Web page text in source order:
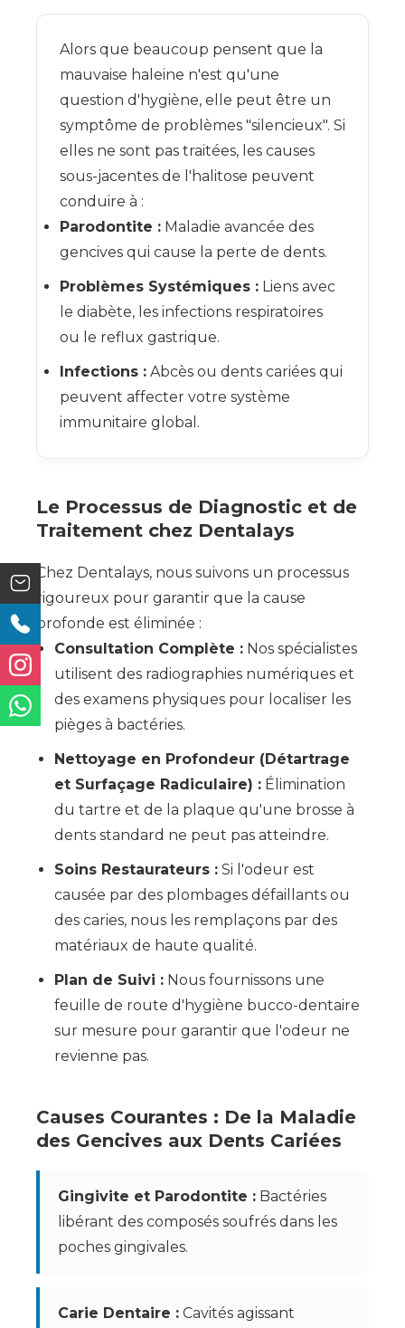
Alors que beaucoup pensent que la
mauvaise haleine n'est qu'une
question d'hygiène, elle peut être un
symptôme de problèmes "silencieux". Si
elles ne sont pas traitées, les causes
sous-jacentes de l'halitose peuvent
conduire à :
Parodontite : Maladie avancée des
gencives qui cause la perte de dents.
Problèmes Systémiques : Liens avec
le diabète, les infections respiratoires
ou le reflux gastrique.
Infections : Abcès ou dents cariées qui
peuvent affecter votre système
immunitaire global.
Le Processus de Diagnostic et de
Traitement chez Dentalays
Chez Dentalays, nous suivons un processus
rigoureux pour garantir que la cause
profonde est éliminée :
Consultation Complète : Nos spécialistes
utilisent des radiographies numériques et
des examens physiques pour localiser les
pièges à bactéries.
Nettoyage en Profondeur (Détartrage
et Surfaçage Radiculaire) : Élimination
du tartre et de la plaque qu'une brosse à
dents standard ne peut pas atteindre.
Soins Restaurateurs : Si l'odeur est
causée par des plombages défaillants ou
des caries, nous les remplaçons par des
matériaux de haute qualité.
Plan de Suivi : Nous fournissons une
feuille de route d'hygiène bucco-dentaire
sur mesure pour garantir que l'odeur ne
revienne pas.
Causes Courantes : De la Maladie
des Gencives aux Dents Cariées
Gingivite et Parodontite : Bactéries
libérant des composés soufrés dans les
poches gingivales.
Carie Dentaire : Cavités agissant